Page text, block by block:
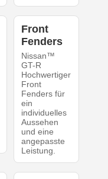
Front
Fenders
Nissan™
GT-R
Hochwertiger
Front
Fenders für
ein
individuelles
Aussehen
und eine
angepasste
Leistung.